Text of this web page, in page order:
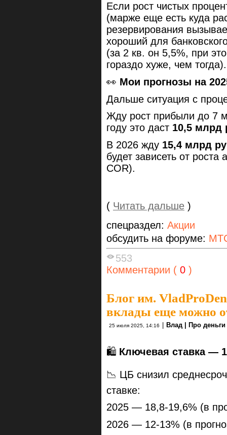
Если рост чистых
(марже еще есть куда
резервирования
хороший для
(за 2 кв. он 5,5%, при
гораздо хуже, чем
👀 Мои прогнозы на
Дальше ситуация с
Жду рост прибыли до 7
году это даст 10,5 млрд
В 2026 жду 15,4 млрд
будет зависеть от
COR).
( Читать дальше )
спецраздел: Акции
обсудить на форуме:
553
Комментарии ( 0 )
Блог им.
вклады еще можно
25 июля 2025, 14:16 | Влад | Про деньги
🛍 Ключевая ставка —
📉 ЦБ снизил
ставке:
2025 — 18,8-19,6% (в
2026 — 12-13% (в